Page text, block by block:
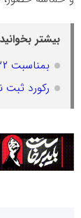
بیشتر
بمناسبت ۲۲بهمن؛ مردمان روستایی در لامرد خروج کردند
رکورد ثبت